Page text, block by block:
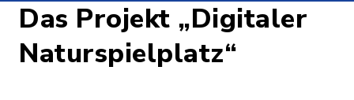
Das Projekt „Digitaler
Naturspielplatz“